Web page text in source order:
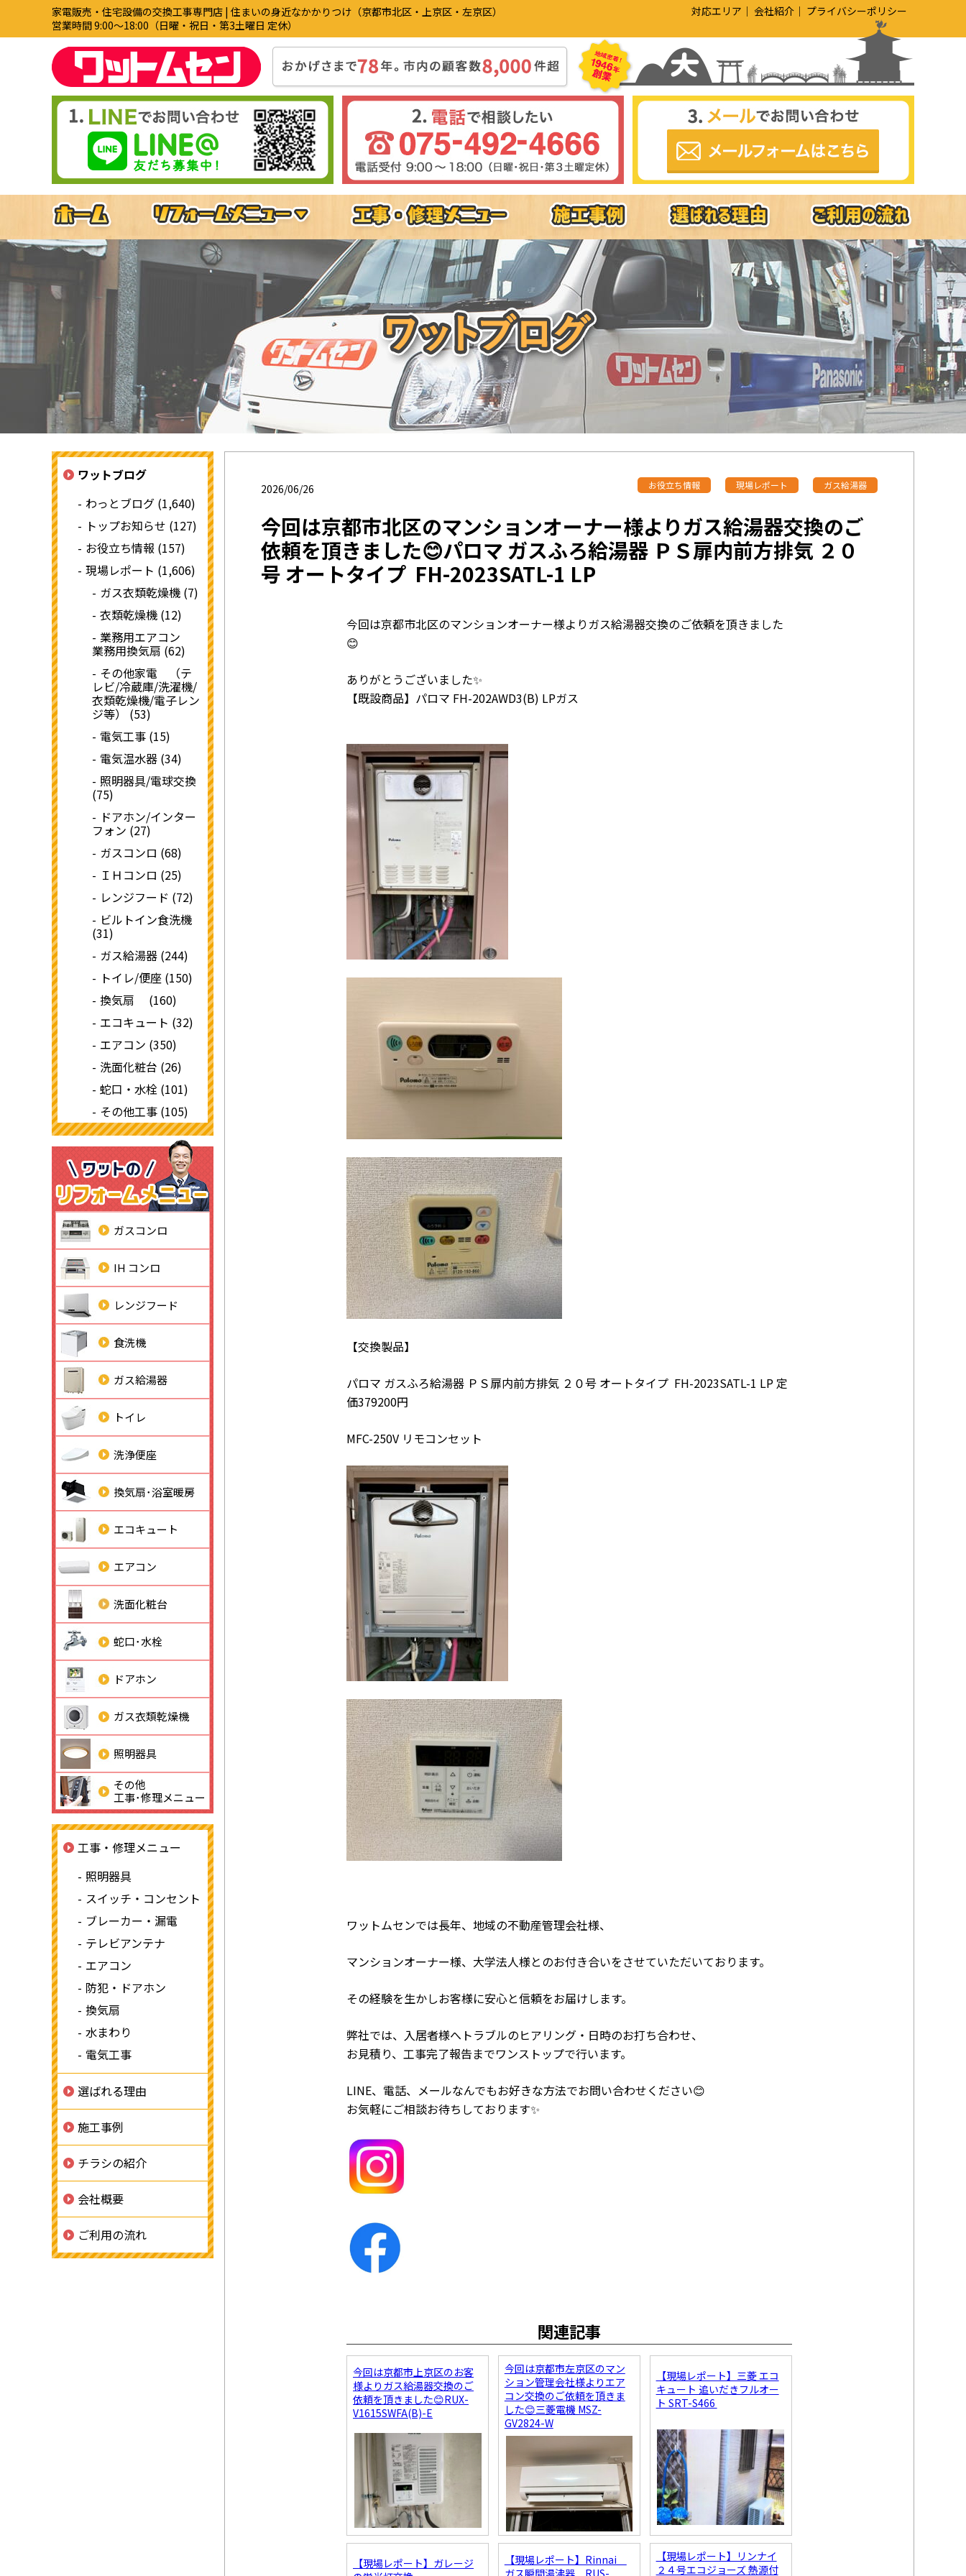
家電販売・住宅設備の交換工事専門店 | 住まいの身近なかかりつけ（京都市北区・上京区・左京区）
営業時間 9:00〜18:00（日曜・祝日・第3土曜日 定休）
対応エリア 会社紹介 プライバシーポリシー
2026/06/26 お役立ち情報 現場レポート ガス給湯器
今回は京都市北区のマンションオーナー様よりガス給湯器交換のご
依頼を頂きました😊パロマ ガスふろ給湯器 ＰＳ扉内前方排気 ２０
号 オートタイプ FH-2023SATL-1 LP
今回は京都市北区のマンションオーナー様よりガス給湯器交換のご依頼を頂きました
😊
ありがとうございました✨
【既設商品】パロマ FH-202AWD3(B) LPガス
【交換製品】
パロマ ガスふろ給湯器 ＰＳ扉内前方排気 ２０号 オートタイプ FH-2023SATL-1 LP 定
価379200円
MFC-250V リモコンセット
ワットムセンでは長年、地域の不動産管理会社様、
マンションオーナー様、大学法人様とのお付き合いをさせていただいております。
その経験を生かしお客様に安心と信頼をお届けします。
弊社では、入居者様へトラブルのヒアリング・日時のお打ち合わせ、
お見積り、工事完了報告までワンストップで行います。
LINE、電話、メールなんでもお好きな方法でお問い合わせください😊
お気軽にご相談お待ちしております✨
関連記事
今回は京都市上京区のお客
様よりガス給湯器交換のご
依頼を頂きました😊RUX-
V1615SWFA(B)-E
今回は京都市左京区のマン
ション管理会社様よりエア
コン交換のご依頼を頂きま
した😊三菱電機 MSZ-
GV2824-W
【現場レポート】三菱 エコ
キュート 追いだきフルオー
ト SRT-S466
【現場レポート】ガレージ
【現場レポート】Rinnai
ガス瞬間湯沸器 RUS-
【現場レポート】リンナイ
２４号エコジョーズ 熱源付
ワットブログ
わっとブログ (1,640)
トップお知らせ (127)
お役立ち情報 (157)
現場レポート (1,606)
ガス衣類乾燥機 (7)
衣類乾燥機 (12)
業務用エアコン
業務用換気扇 (62)
その他家電 （テ
レビ/冷蔵庫/洗濯機/
衣類乾燥機/電子レン
ジ等） (53)
電気工事 (15)
電気温水器 (34)
照明器具/電球交換
(75)
ドアホン/インター
フォン (27)
ガスコンロ (68)
ＩＨコンロ (25)
レンジフード (72)
ビルトイン食洗機
(31)
ガス給湯器 (244)
トイレ/便座 (150)
換気扇 (160)
エコキュート (32)
エアコン (350)
洗面化粧台 (26)
蛇口・水栓 (101)
その他工事 (105)
ガスコンロ
IH コンロ
レンジフード
食洗機
ガス給湯器
トイレ
洗浄便座
換気扇･浴室暖房
エコキュート
エアコン
洗面化粧台
蛇口･水栓
ドアホン
ガス衣類乾燥機
照明器具
その他
工事･修理メニュー
工事・修理メニュー
照明器具
スイッチ・コンセント
ブレーカー・漏電
テレビアンテナ
エアコン
防犯・ドアホン
換気扇
水まわり
電気工事
選ばれる理由
施工事例
チラシの紹介
会社概要
ご利用の流れ